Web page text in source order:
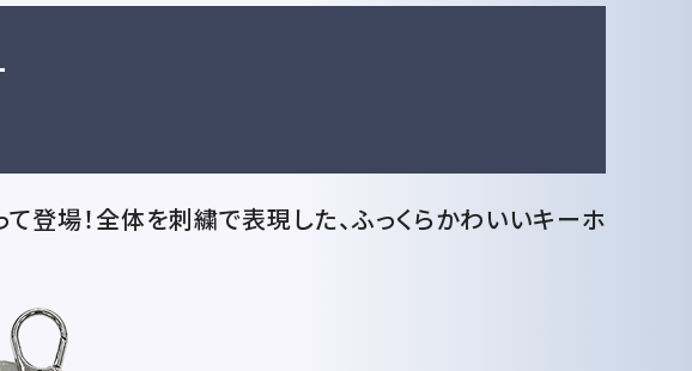
登場！全体を刺繍で表現した、ふっくらかわいいキーホ